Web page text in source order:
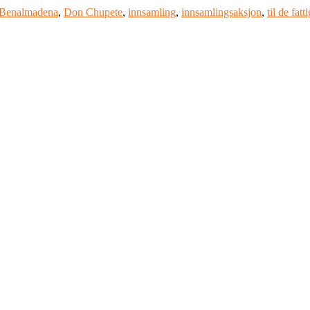
, Don Chupete, innsamling, innsamlingsaksjon, til de